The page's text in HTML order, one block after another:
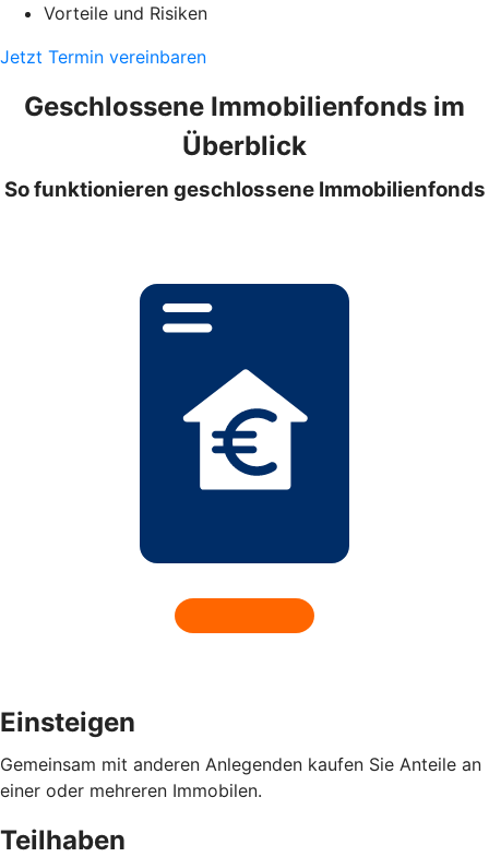
Vorteile und Risiken
Jetzt Termin vereinbaren
Geschlossene Immobilienfonds im
Überblick
So funktionieren geschlossene Immobilienfonds
Einsteigen
Gemeinsam mit anderen Anlegenden kaufen Sie Anteile an
einer oder mehreren Immobilen.
Teilhaben